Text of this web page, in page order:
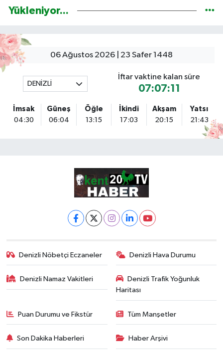
Yükleniyor...
06 Ağustos 2026 | 23 Safer 1448
DENİZLİ
İftar vaktine kalan süre
07:07:10
İmsak
04:30
Güneş
06:04
Öğle
13:15
İkindi
17:03
Akşam
20:15
Yatsı
21:43
Denizli Nöbetçi Eczaneler Denizli Hava Durumu
Denizli Namaz Vakitleri
Denizli Trafik Yoğunluk
Haritası
Puan Durumu ve Fikstür Tüm Manşetler
Son Dakika Haberleri Haber Arşivi